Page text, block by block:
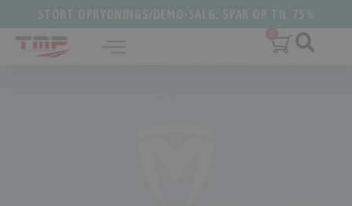
STORT OPRYDNINGS/DEMO-SALG: SPAR OP TIL 75%